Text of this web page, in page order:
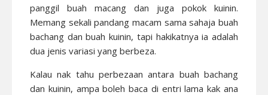
panggil buah macang dan juga pokok kuinin.
Memang sekali pandang macam sama sahaja buah
bachang dan buah kuinin, tapi hakikatnya ia adalah
dua jenis variasi yang berbeza.
Kalau nak tahu perbezaan antara buah bachang
dan kuinin, ampa boleh baca di entri lama kak ana